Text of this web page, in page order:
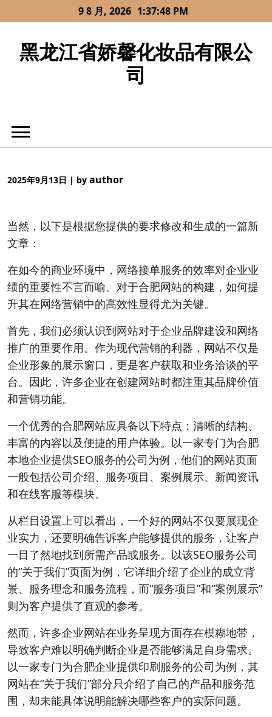
to
9 8 月, 2026 1:37:48 PM
黑龙江省娇馨化妆品有限公
司
2025年9月13日 | by author
当然，以下是根据您提供的要求修改和生成的一篇新
文章：
在如今的商业环境中，网络接单服务的效率对企业业
绩的重要性不言而喻。对于合肥网站的构建，如何提
升其在网络营销中的高效性显得尤为关键。
首先，我们必须认识到网站对于企业品牌建设和网络
推广的重要作用。作为现代营销的利器，网站不仅是
企业形象的展示窗口，更是客户获取和业务洽谈的平
台。因此，许多企业在创建网站时都注重其品牌价值
和营销功能。
一个优秀的合肥网站应具备以下特点：清晰的结构、
丰富的内容以及便捷的用户体验。以一家专门为合肥
本地企业提供SEO服务的公司为例，他们的网站页面
一般包括公司介绍、服务项目、案例展示、新闻资讯
和在线客服等模块。
从栏目设置上可以看出，一个好的网站不仅要展现企
业实力，还要明确告诉客户能够提供的服务，让客户
一目了然地找到所需产品或服务。以该SEO服务公司
的“关于我们”页面为例，它详细介绍了企业的成立背
景、服务理念和服务流程，而“服务项目”和“案例展示”
则为客户提供了直观的参考。
然而，许多企业网站在业务呈现方面存在模糊地带，
导致客户难以明确判断企业是否能够满足自身需求。
以一家专门为合肥企业提供印刷服务的公司为例，其
网站在“关于我们”部分只介绍了自己的产品和服务范
围，却未能具体说明能解决哪些客户的实际问题。